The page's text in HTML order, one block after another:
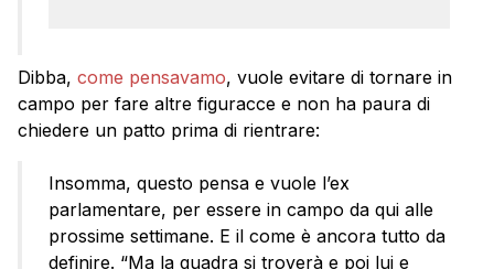
Dibba, come pensavamo, vuole evitare di tornare in
campo per fare altre figuracce e non ha paura di
chiedere un patto prima di rientrare:
Insomma, questo pensa e vuole l’ex
parlamentare, per essere in campo da qui alle
prossime settimane. E il come è ancora tutto da
definire. “Ma la quadra si troverà e poi lui e